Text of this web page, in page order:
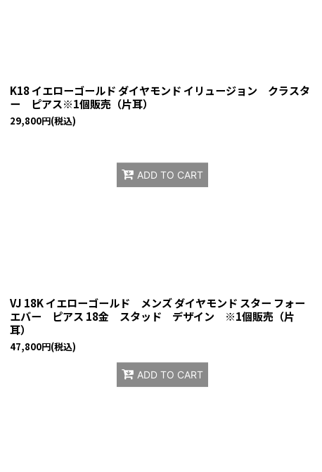
K18 イエローゴールド ダイヤモンド イリュージョン クラスタ
ー ピアス※1個販売（片耳）
29,800円(税込)
ADD TO CART
VJ 18K イエローゴールド メンズ ダイヤモンド スター フォー
エバー ピアス 18金 スタッド デザイン ※1個販売（片
耳）
47,800円(税込)
ADD TO CART